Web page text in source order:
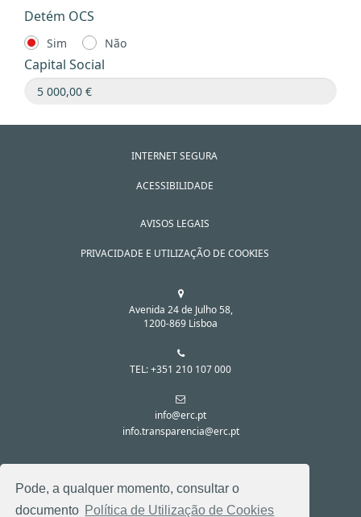
Pode, a qualquer momento, consultar o
documento Política de Utilização de Cookies
Detém OCS
Sim Não
Capital Social
INTERNET SEGURA
ACESSIBILIDADE
AVISOS LEGAIS
PRIVACIDADE E UTILIZAÇÃO DE COOKIES
Avenida 24 de Julho 58,
1200-869 Lisboa
TEL: +351 210 107 000
info@erc.pt
info.transparencia@erc.pt